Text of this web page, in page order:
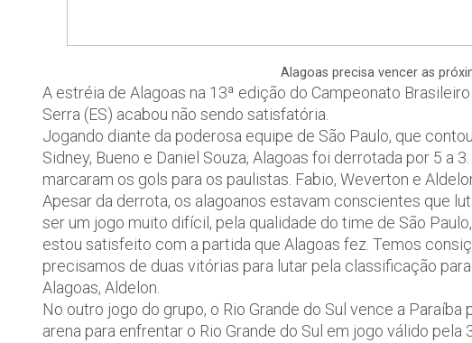
Alagoas precisa vencer as
A estréia de Alagoas na 13ª edição do Campeonato
Serra (ES) acabou não sendo satisfatória.
Jogando diante da poderosa equipe de São Paulo, que
Sidney, Bueno e Daniel Souza, Alagoas foi derrotada por 5 a
marcaram os gols para os paulistas. Fabio, Weverton e
Apesar da derrota, os alagoanos estavam conscientes que
ser um jogo muito difícil, pela qualidade do time de São
estou satisfeito com a partida que Alagoas fez. Temos
precisamos de duas vitórias para lutar pela classificação
Alagoas, Aldelon.
No outro jogo do grupo, o Rio Grande do Sul vence a
arena para enfrentar o Rio Grande do Sul em jogo válido pela